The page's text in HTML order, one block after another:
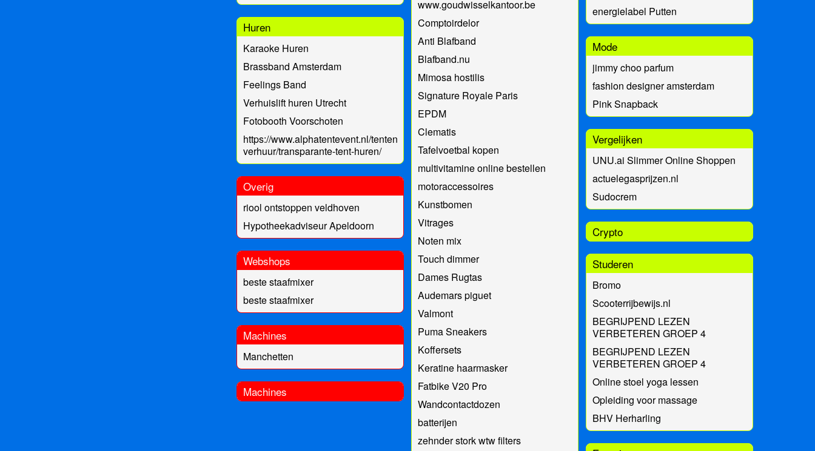
Huren
Karaoke Huren
Brassband Amsterdam
Feelings Band
Verhuislift huren Utrecht
Fotobooth Voorschoten
https://www.alphatentevent.nl/tenten-
verhuur/transparante-tent-huren/
Overig
riool ontstoppen veldhoven
Hypotheekadviseur Apeldoorn
Webshops
beste staafmixer
beste staafmixer
Machines
Manchetten
Machines
www.goudwisselkantoor.be
Comptoirdelor
Anti Blafband
Blafband.nu
Mimosa hostilis
Signature Royale Paris
EPDM
Clematis
Tafelvoetbal kopen
multivitamine online bestellen
motoraccessoires
Kunstbomen
Vitrages
Noten mix
Touch dimmer
Dames Rugtas
Audemars piguet
Valmont
Puma Sneakers
Koffersets
Keratine haarmasker
Fatbike V20 Pro
Wandcontactdozen
batterijen
zehnder stork wtw filters
energielabel Putten
Mode
jimmy choo parfum
fashion designer amsterdam
Pink Snapback
Vergelijken
UNU.ai Slimmer Online Shoppen
actuelegasprijzen.nl
Sudocrem
Crypto
Studeren
Bromo
Scooterrijbewijs.nl
BEGRIJPEND LEZEN
VERBETEREN GROEP 4
BEGRIJPEND LEZEN
VERBETEREN GROEP 4
Online stoel yoga lessen
Opleiding voor massage
BHV Herharling